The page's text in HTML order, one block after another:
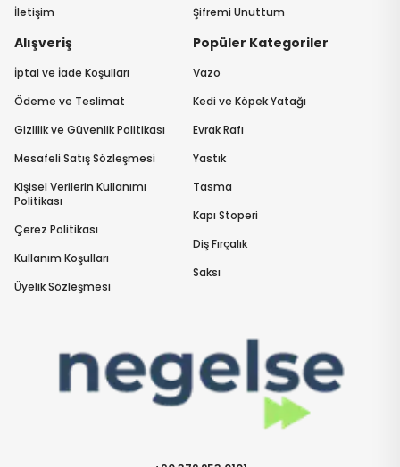
İletişim
Şifremi Unuttum
Alışveriş
İptal ve İade Koşulları
Ödeme ve Teslimat
Gizlilik ve Güvenlik Politikası
Mesafeli Satış Sözleşmesi
Kişisel Verilerin Kullanımı
Politikası
Çerez Politikası
Kullanım Koşulları
Üyelik Sözleşmesi
Popüler Kategoriler
Vazo
Kedi ve Köpek Yatağı
Evrak Rafı
Yastık
Tasma
Kapı Stoperi
Diş Fırçalık
Saksı